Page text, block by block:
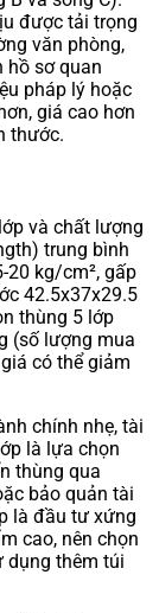
được tải trọng
văn phòng,
hồ sơ quan
pháp lý hoặc
giá cao hơn
thước.
và chất lượng
trung bình
20 kg/cm², gấp
42.5x37x29.5
thùng 5 lớp
(số lượng mua
có thể giảm
chính nhẹ, tài
là lựa chọn
thùng qua
bảo quản tài
là đầu tư xứng
cao, nên chọn
dụng thêm túi